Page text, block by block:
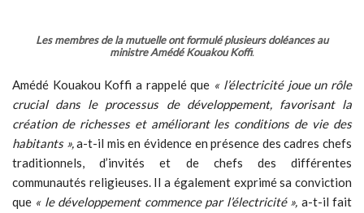
Les membres de la mutuelle ont formulé plusieurs doléances au
ministre Amédé Kouakou Koffi.
Amédé Kouakou Koffi a rappelé que « l’électricité joue un rôle
crucial dans le processus de développement, favorisant la
création de richesses et améliorant les conditions de vie des
habitants »,a-t-il mis en évidence en présence des cadres chefs
traditionnels, d’invités et de chefs des différentes
communautés religieuses. Il a également exprimé sa conviction
que « le développement commence par l’électricité », a-t-il fait